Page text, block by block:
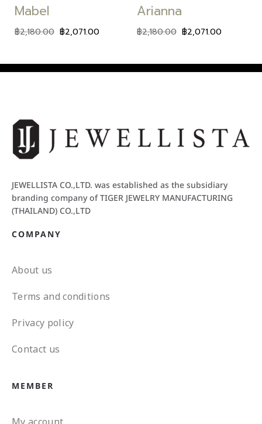
Mabel
฿2,180.00 ฿2,071.00
Arianna
฿2,180.00 ฿2,071.00
JEWELLISTA CO.,LTD. was established as the subsidiary
branding company of TIGER JEWELRY MANUFACTURING
(THAILAND) CO.,LTD
COMPANY
About us
Terms and conditions
Privacy policy
Contact us
MEMBER